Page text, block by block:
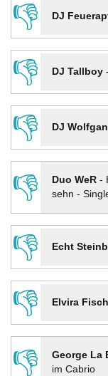
👎
DJ
👎
DJ Tallboy-
👎
DJ
👎
Duo WeR-
sehn -
👎
Echt
👎
Elvira
👎
George La
im Cabrio